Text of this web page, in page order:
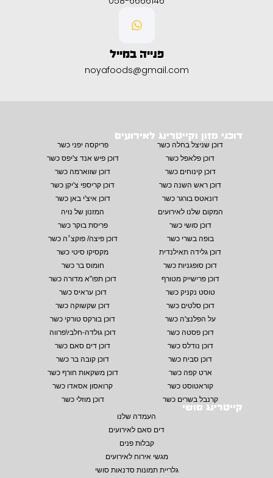
פנייה במייל
noyafoods@gmail.com
דוכני מזון וקייטרינג לאירועים
דוכן שניצל בחלה כשר
פריקסה יפני כשר
דוכן פלאפל כשר
דוכן פיש אנד צ'יפס כשר
דוכן קינוחים כשר
דוכן שווארמה כשר
דוכן ראש השנה כשר
דוכן קריספי צ'יקן כשר
דונאטס בורגר כשר
דוכן איצ'י באן כשר
המקום שלנו לאירועים
המזנון של נויה
דוכן סושי כשר
פריסת בוקר כשר
בופה בשרי כשר
דוכן פיצה/ פוקצ׳ה כשר
דוכן גלידה תאילנדית
מקסיקו סיטי כשר
דוכן סופגניות כשר
חומוס בר כשר
דוכן פרישייק מטורף
דוכן תפו"א מדורה כשר
טוסט נקניק כשר
דוכן עראיס כשר
דוכן סלטים כשר
דוכן שקשוקה כשר
על הפלנצ'ה כשר
דוכן בורקס טורקי כשר
דוכן פסטה כשר
דוכן גולדה-חלבי\פרווה
דוכן נודלס כשר
דוכן דים סאם כשר
דוכן סביח כשר
דוכן קובה בר כשר
ארט קפה כשר
דוכן משקאות חורף כשר
קוראטוסט כשר
קרואסון אסאדו כשר
קרנבל בשרים כשר
דוכן מוזלי כשר
קייטרינג סושי
העמדה שלנו
דים סאם לאירועים
קבלות פנים
מגשי אירוח לאירועים
גלריית תמונות סדנאות סושי